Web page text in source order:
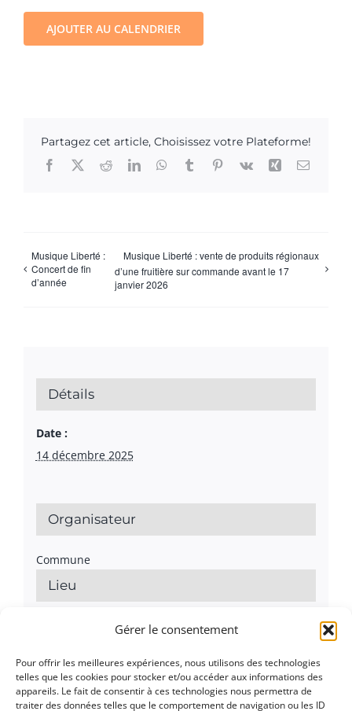
Gérer le consentement
Pour offrir les meilleures expériences, nous utilisons des technologies
telles que les cookies pour stocker et/ou accéder aux informations des
appareils. Le fait de consentir à ces technologies nous permettra de
traiter des données telles que le comportement de navigation ou les ID
AJOUTER AU CALENDRIER
Partagez cet article, Choisissez votre Plateforme!
Facebook
X RedditLinkedInWhatsApp
TumblrPinterest
Vk Xing Email
Musique Liberté :
Concert de fin
d’année
Musique Liberté : vente de produits régionaux
d’une fruitière sur commande avant le 17
janvier 2026
Détails
Date :
14 décembre 2025
Lieu
Organisateur
Commune